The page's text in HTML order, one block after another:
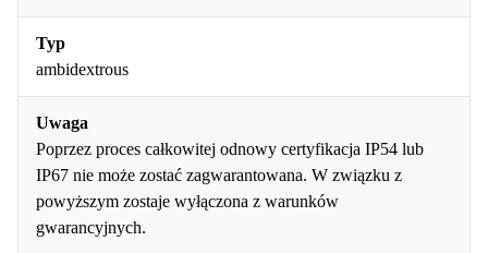
Typ
ambidextrous
Uwaga
Poprzez proces całkowitej odnowy certyfikacja IP54 lub
IP67 nie może zostać zagwarantowana. W związku z
powyższym zostaje wyłączona z warunków
gwarancyjnych.